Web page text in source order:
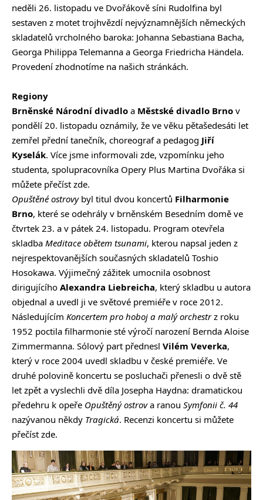
neděli 26. listopadu ve Dvořákově síni Rudolfina byl
sestaven z motet trojhvězdí nejvýznamnějších německých
skladatelů vrcholného baroka: Johanna Sebastiana Bacha,
Georga Philippa Telemanna a Georga Friedricha Händela.
Provedení zhodnotíme na našich stránkách.
Regiony
Brněnské Národní divadlo a Městské divadlo Brno v
pondělí 20. listopadu oznámily, že ve věku pětašedesáti let
zemřel přední tanečník, choreograf a pedagog Jiří
Kyselák. Více jsme informovali zde, vzpomínku jeho
studenta, spolupracovníka Opery Plus Martina Dvořáka si
můžete přečíst zde.
Opuštěné ostrovybyl titul dvou koncertů Filharmonie
Brno, které se odehrály v brněnském Besedním domě ve
čtvrtek 23. a v pátek 24. listopadu. Program otevřela
skladba Meditace obětem tsunami, kterou napsal jeden z
nejrespektovanějších současných skladatelů Toshio
Hosokawa. Výjimečný zážitek umocnila osobnost
dirigujícího Alexandra Liebreicha, který skladbu u autora
objednal a uvedl ji ve světové premiéře v roce 2012.
Následujícím Koncertem pro hoboj a malý orchestrz roku
1952 poctila filharmonie sté výročí narození Bernda Aloise
Zimmermanna. Sólový part přednesl Vilém Veverka,
který v roce 2004 uvedl skladbu v české premiéře. Ve
druhé polovině koncertu se posluchači přenesli o dvě stě
let zpět a vyslechli dvě díla Josepha Haydna: dramatickou
předehru k opeře Opuštěný ostrova ranou Symfonii č. 44
nazývanou někdy Tragická. Recenzi koncertu si můžete
přečíst zde.